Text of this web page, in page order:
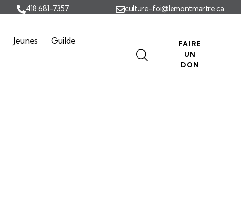
418 681-7357 culture-foi@lemontmartre.ca
Jeunes Guilde
FAIRE
UN
DON